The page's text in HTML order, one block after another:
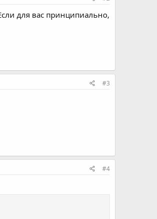
для вас принципиально,
#3
#4